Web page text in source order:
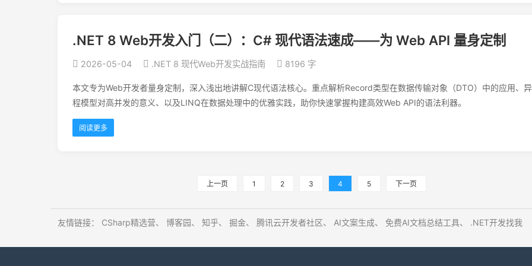
.NET 8 Web开发入门（二）：C# 现代语法速成——为 Web API 量身定制
2026-05-04 .NET 8 现代Web开发实战指南 8196 字
本文专为Web开发者量身定制，深入浅出地讲解C现代语法核心。重点解析Record类型在数据传输对象（DTO）中的应用、
程模型对高并发的意义、以及LINQ在数据处理中的优雅实践，助你快速掌握构建高效Web API的语法利器。
阅读更多
上一页 1 2 3 4 5 下一页
友情链接： CSharp精选营、 博客园、 知乎、 掘金、 腾讯云开发者社区、 AI文案生成、 免费AI文档总结工具、 .NET开发找我